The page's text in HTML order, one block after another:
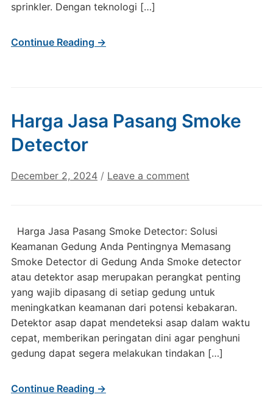
sprinkler. Dengan teknologi […]
Continue Reading →
Harga Jasa Pasang Smoke
Detector
December 2, 2024 / Leave a comment
Harga Jasa Pasang Smoke Detector: Solusi
Keamanan Gedung Anda Pentingnya Memasang
Smoke Detector di Gedung Anda Smoke detector
atau detektor asap merupakan perangkat penting
yang wajib dipasang di setiap gedung untuk
meningkatkan keamanan dari potensi kebakaran.
Detektor asap dapat mendeteksi asap dalam waktu
cepat, memberikan peringatan dini agar penghuni
gedung dapat segera melakukan tindakan […]
Continue Reading →